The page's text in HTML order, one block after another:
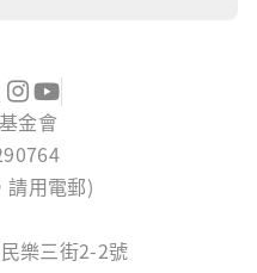
金會
請用電郵)
樂三街2-2號